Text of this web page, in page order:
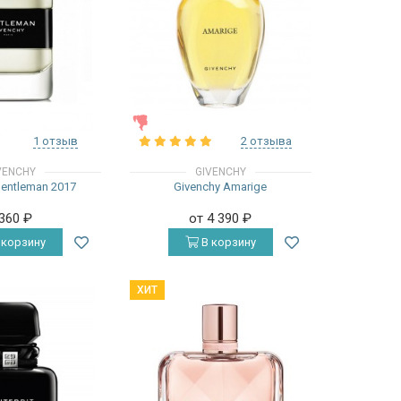
1 отзыв
2017
₽
2 отзыва
GIVENCHY
Givenchy Amarige
от 4 390₽
В корзину
ХИТ